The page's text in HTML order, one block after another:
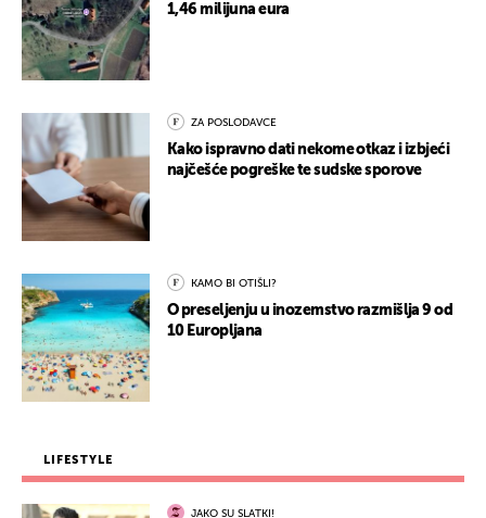
1,46 milijuna eura
ZA POSLODAVCE
Kako ispravno dati nekome otkaz i izbjeći
najčešće pogreške te sudske sporove
KAMO BI OTIŠLI?
O preseljenju u inozemstvo razmišlja 9 od
10 Europljana
LIFESTYLE
JAKO SU SLATKI!